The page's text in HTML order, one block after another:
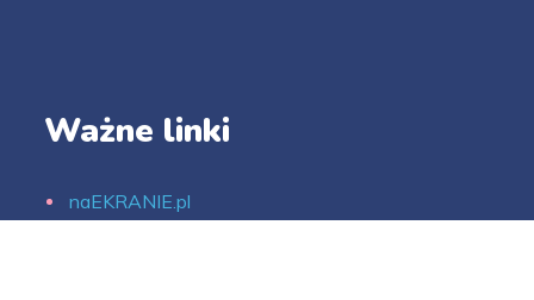
Ważne linki
naEKRANIE.pl